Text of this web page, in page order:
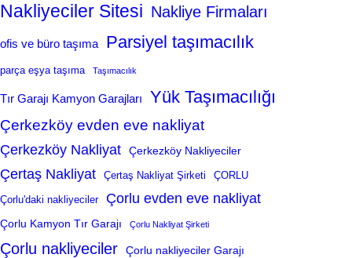
Nakliyeciler Sitesi Nakliye Firmaları
ofis ve büro taşıma Parsiyel taşımacılık
parça eşya taşıma Taşımacılık
Tır Garajı Kamyon Garajları Yük Taşımacılığı
Çerkezköy evden eve nakliyat
Çerkezköy Nakliyat Çerkezköy Nakliyeciler
Çertaş Nakliyat Çertaş Nakliyat Şirketi ÇORLU
Çorlu'daki nakliyeciler Çorlu evden eve nakliyat
Çorlu Kamyon Tır Garajı Çorlu Nakliyat Şirketi
Çorlu nakliyeciler Çorlu nakliyeciler Garajı